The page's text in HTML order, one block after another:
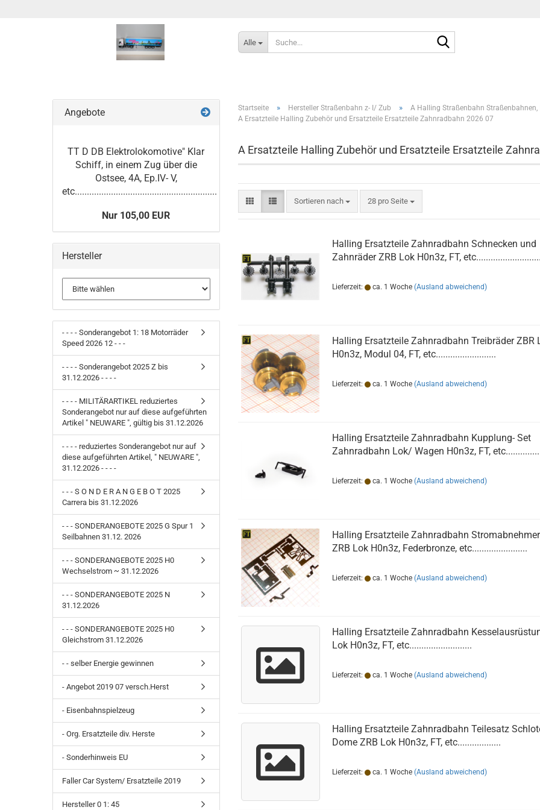
Alle
Startseite » Hersteller Straßenbahn z- I/ Zub »
A Halling Straßenbahn
A Ersatzteile Halling Zubehör und Ersatzteile Ersatzteile Zahnradbahn 2026 07
A Ersatzteile Halling Zubehör und Ersatzteile Ersatzteile
Sortieren nach
Sortieren nach 28 pro Seite
pro Seite
Halling Ersatzteile Zahnradbahn Schnecken und
Zahnräder ZRB Lok H0n3z, FT,
Lieferzeit: ca. 1 Woche (Ausland abweichend)
Halling Ersatzteile Zahnradbahn Treibräder ZBR
H0n3z, Modul 04, FT, etc.........................
Lieferzeit: ca. 1 Woche (Ausland abweichend)
Halling Ersatzteile Zahnradbahn Kupplung- Set
Zahnradbahn Lok/ Wagen H0n3z, FT,
Lieferzeit: ca. 1 Woche (Ausland abweichend)
Halling Ersatzteile Zahnradbahn
ZRB Lok H0n3z, Federbronze, etc.......................
Lieferzeit: ca. 1 Woche (Ausland abweichend)
Halling Ersatzteile Zahnradbahn
Lok H0n3z, FT, etc..........................
Lieferzeit: ca. 1 Woche (Ausland abweichend)
Halling Ersatzteile Zahnradbahn Teilesatz
Dome ZRB Lok H0n3z, FT, etc..................
Lieferzeit: ca. 1 Woche (Ausland abweichend)
Angebote
TT D DB Elektrolokomotive" Klar
Schiff, in einem Zug über die
Ostsee, 4A, Ep.IV- V,
etc...........................................................
Nur 105,00 EUR
Hersteller
- - - - Sonderangebot 1: 18 Motorräder
Speed 2026 12 - - -
- - - - Sonderangebot 2025 Z bis
31.12.2026 - - - -
- - - - MILITÄRARTIKEL reduziertes
Sonderangebot nur auf diese aufgeführten
Artikel " NEUWARE ", gültig bis 31.12.2026
- - - - reduziertes Sonderangebot nur auf
diese aufgeführten Artikel, " NEUWARE ",
31.12.2026 - - - -
- - - S O N D E R A N G E B O T 2025
Carrera bis 31.12.2026
- - - SONDERANGEBOTE 2025 G Spur 1
Seilbahnen 31.12. 2026
- - - SONDERANGEBOTE 2025 H0
Wechselstrom ~ 31.12.2026
- - - SONDERANGEBOTE 2025 N
31.12.2026
- - - SONDERANGEBOTE 2025 H0
Gleichstrom 31.12.2026
- - selber Energie gewinnen
- Angebot 2019 07 versch.Herst
- Eisenbahnspielzeug
- Org. Ersatzteile div. Herste
- Sonderhinweis EU
Faller Car System/ Ersatzteile 2019
Hersteller 0 1: 45